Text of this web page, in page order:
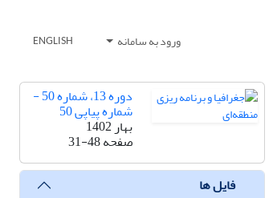
ورود به سامانه ENGLISH
دوره 13، شماره 50 -
شماره پیاپی 50
بهار 1402
صفحه31-48
فایل ها